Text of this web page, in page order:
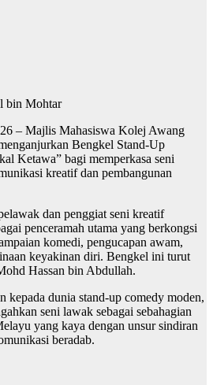
bin Mohtar
– Majlis Mahasiswa Kolej Awang
Bengkel Stand-Up
Ketawa” bagi memperkasa seni
kreatif dan pembangunan
dan penggiat seni kreatif
penceramah utama yang berkongsi
komedi, pengucapan awam,
keyakinan diri. Bengkel ini turut
Hassan bin Abdullah.
kepada dunia stand-up comedy moden,
seni lawak sebagai sebahagian
yang kaya dengan unsur sindiran
beradab.